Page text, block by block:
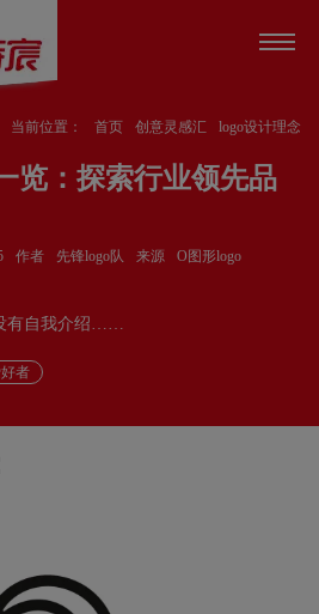
当前位置： 首页 创意灵感汇
logo设计理念
览：探索行业领先品
作者 先锋logo队 来源 O图形logo
有自我介绍……
者